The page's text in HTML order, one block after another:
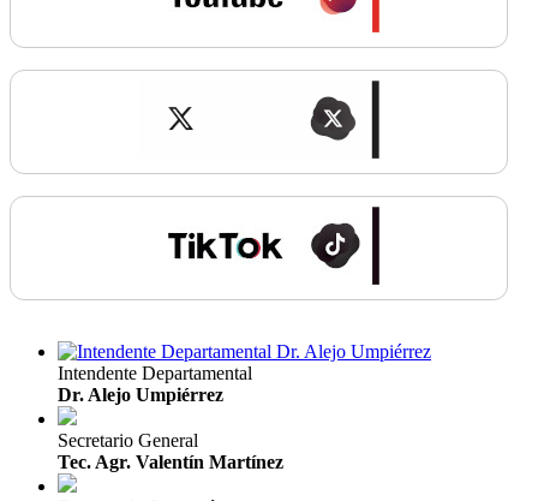
Intendente Departamental
Dr. Alejo Umpiérrez
Secretario General
Tec. Agr. Valentín Martínez